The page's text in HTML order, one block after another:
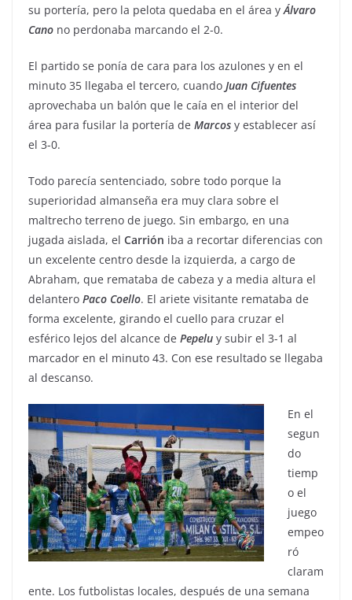
su portería, pero la pelota quedaba en el área yÁlvaro
Cano no perdonaba marcando el 2-0.
El partido se ponía de cara para los azulones y en el
minuto 35 llegaba el tercero, cuando Juan Cifuentes
aprovechaba un balón que le caía en el interior del
área para fusilar la portería de Marcos y establecer así
el 3-0.
Todo parecía sentenciado, sobre todo porque la
superioridad almanseña era muy clara sobre el
maltrecho terreno de juego. Sin embargo, en una
jugada aislada, el Carrión iba a recortar diferencias con
un excelente centro desde la izquierda, a cargo de
Abraham, que remataba de cabeza y a media altura el
delantero Paco Coello. El ariete visitante remataba de
forma excelente, girando el cuello para cruzar el
esférico lejos del alcance de Pepelu y subir el 3-1 al
marcador en el minuto 43. Con ese resultado se llegaba
al descanso.
En el
segun
do
tiemp
o el
juego
empeo
ró
claram
ente. Los futbolistas locales, después de una semana